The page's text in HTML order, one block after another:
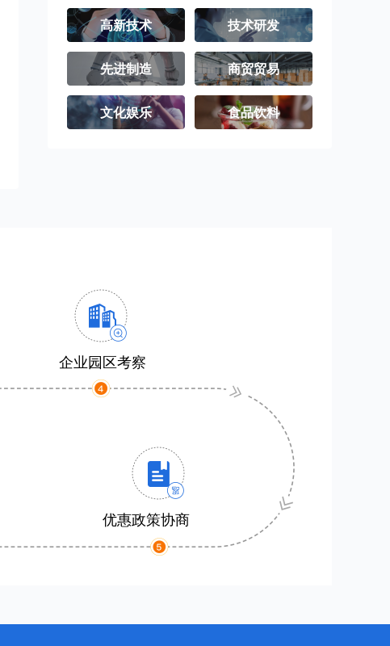
高新技术 技术研发
先进制造 商贸贸易
文化娱乐 食品饮料
企业园区考察
优惠政策协商